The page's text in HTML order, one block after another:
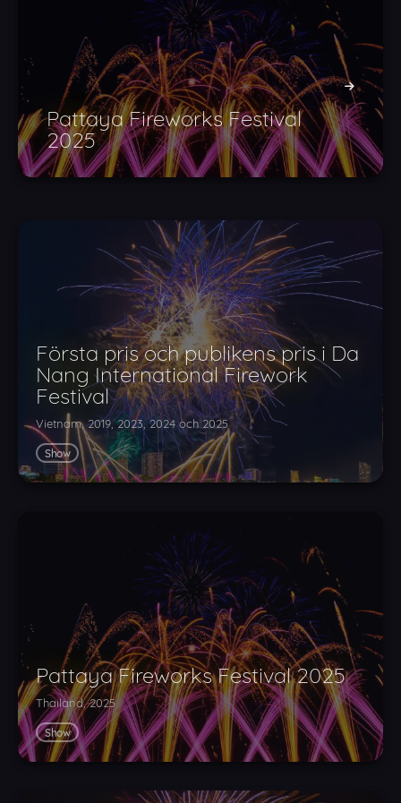
Pattaya Fireworks Festival
2025
Första pris och publikens pris i Da
Nang International Firework
Festival
Vietnam, 2019, 2023, 2024 och 2025
Show
Pattaya Fireworks Festival 2025
Thailand, 2025
Show